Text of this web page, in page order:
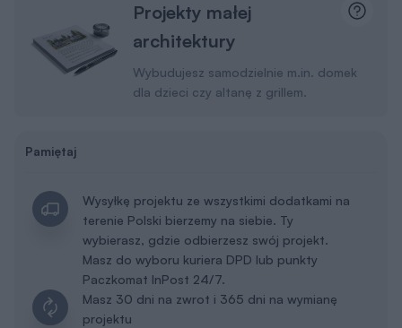
Projekty małej
architektury
Wybudujesz samodzielnie m.in. domek
dla dzieci czy altanę z grillem.
Pamiętaj
Wysyłkę projektu ze wszystkimi dodatkami na
terenie Polski bierzemy na siebie. Ty
wybierasz, gdzie odbierzesz swój projekt.
Masz do wyboru kuriera DPD lub punkty
Paczkomat InPost 24/7.
Masz 30 dni na zwrot i 365 dni na wymianę
projektu